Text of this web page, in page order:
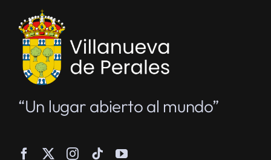
“Un lugar abierto al mundo”